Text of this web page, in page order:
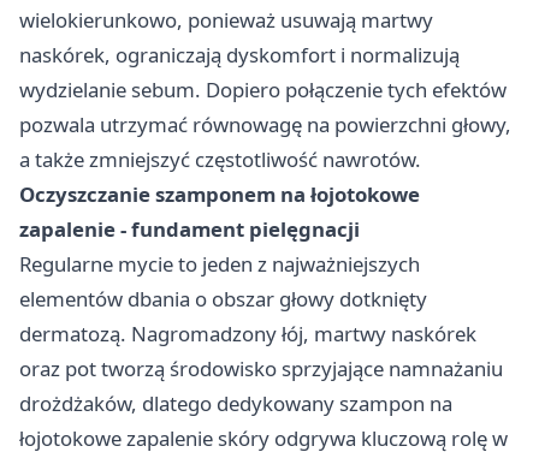
wielokierunkowo, ponieważ usuwają martwy
naskórek, ograniczają dyskomfort i normalizują
wydzielanie sebum. Dopiero połączenie tych efektów
pozwala utrzymać równowagę na powierzchni głowy,
a także zmniejszyć częstotliwość nawrotów.
Oczyszczanie szamponem na łojotokowe
zapalenie - fundament pielęgnacji
Regularne mycie to jeden z najważniejszych
elementów dbania o obszar głowy dotknięty
dermatozą. Nagromadzony łój, martwy naskórek
oraz pot tworzą środowisko sprzyjające namnażaniu
drożdżaków, dlatego dedykowany szampon na
łojotokowe zapalenie skóry odgrywa kluczową rolę w